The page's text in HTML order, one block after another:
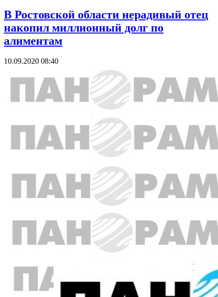
В Ростовской области нерадивый отец
накопил миллионный долг по
алиментам
10.09.2020 08:40